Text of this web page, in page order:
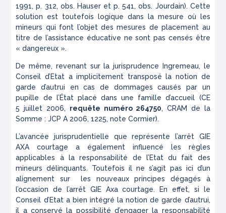
1991, p. 312, obs. Hauser et p. 541, obs. Jourdain). Cette
solution est toutefois logique dans la mesure où les
mineurs qui font l’objet des mesures de placement au
titre de l’assistance éducative ne sont pas censés être
« dangereux ».
De même, revenant sur la jurisprudence Ingremeau, le
Conseil d’Etat a implicitement transposé la notion de
garde d’autrui en cas de dommages causés par un
pupille de l’État placé dans une famille d’accueil (CE
5 juillet 2006, requête numéro264750, CRAM de la
Somme : JCP A 2006, 1225, note Cormier).
L’avancée jurisprudentielle que représente l’arrêt GIE
AXA courtage a également influencé les règles
applicables à la responsabilité de l’Etat du fait des
mineurs délinquants. Toutefois il ne s’agit pas ici d’un
alignement sur les nouveaux principes dégagés à
l’occasion de l’arrêt GIE Axa courtage. En effet, si le
Conseil d’Etat a bien intégré la notion de garde d’autrui,
il a conservé la possibilité d’engager la responsabilité